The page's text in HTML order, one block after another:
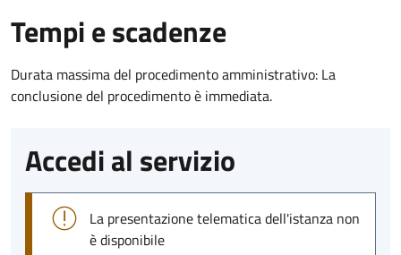
Tempi e scadenze
Durata massima del procedimento amministrativo: La
conclusione del procedimento è immediata.
Accedi al servizio
La presentazione telematica dell'istanza non
è disponibile